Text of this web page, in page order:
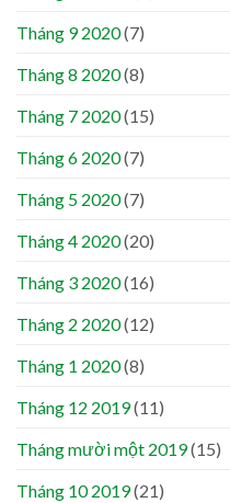
Tháng 9 2020(7)
Tháng 8 2020(8)
Tháng 7 2020(15)
Tháng 6 2020(7)
Tháng 5 2020(7)
Tháng 4 2020(20)
Tháng 3 2020(16)
Tháng 2 2020(12)
Tháng 1 2020(8)
Tháng 12 2019(11)
Tháng mười một 2019(15)
Tháng 10 2019(21)